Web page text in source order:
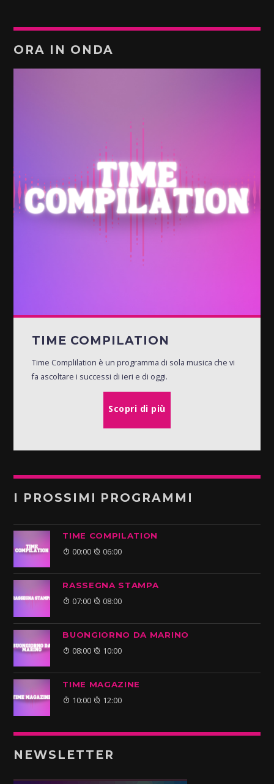
ORA IN ONDA
TIME COMPILATION
Time Complilation è un programma di sola musica che vi
fa ascoltare i successi di ieri e di oggi.
Scopri di più
I PROSSIMI PROGRAMMI
TIME COMPILATION
00:00 06:00
RASSEGNA STAMPA
07:00 08:00
BUONGIORNO DA MARINO
08:00 10:00
TIME MAGAZINE
10:00 12:00
NEWSLETTER